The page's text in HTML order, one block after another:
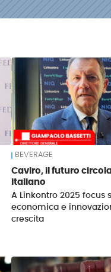
BEVERAGE
Caviro, il futuro
italiano
A Linkontro 2025 focus
economica e
crescita